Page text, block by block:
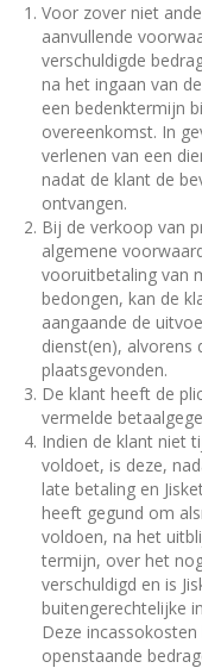
Voor zover niet
aanvullende
verschuldigde
na het ingaan van
een bedenktermijn
overeenkomst. In
verlenen van een
nadat de klant de
ontvangen.
Bij de verkoop van
algemene
vooruitbetaling van
bedongen, kan de
aangaande de
dienst(en),
plaatsgevonden.
De klant heeft de
vermelde
Indien de klant niet
voldoet, is deze,
late betaling en
heeft gegund om
voldoen, na het
termijn, over het
verschuldigd en is
buitengerechtelijke
Deze
openstaande